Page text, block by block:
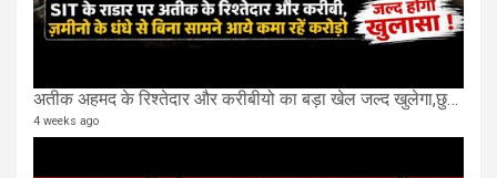
अतीक अहमद के रिश्तेदार और करीबीयो का बड़ा खेल जल्द खुलेगा,छुप कर करोड़ो कमाने वाले SIT के राडार पर
4 weeks ago